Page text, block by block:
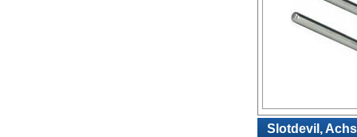
Slotdevil,